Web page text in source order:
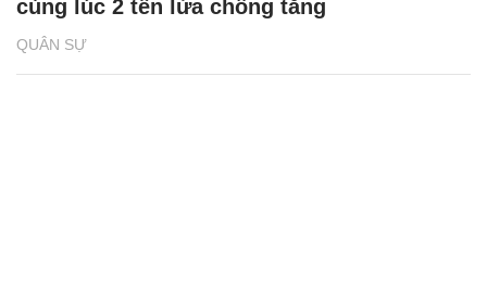
QUÂN SỰ
cùng lúc 2 tên lửa chống tăng